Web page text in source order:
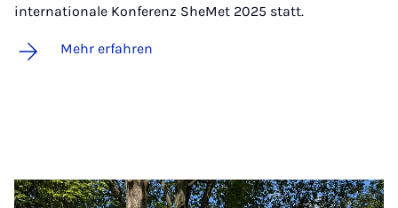
internationale Konferenz SheMet 2025 statt.
Mehr erfahren